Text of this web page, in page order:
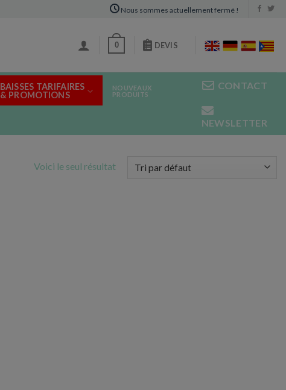
Nous sommes actuellement fermé !
0 DEVIS
BAISSES TARIFAIRES
& PROMOTIONS
NOUVEAUX
PRODUITS
CONTACT
NEWSLETTER
Voici le seul résultat